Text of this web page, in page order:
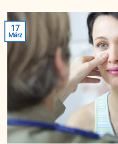
17
März